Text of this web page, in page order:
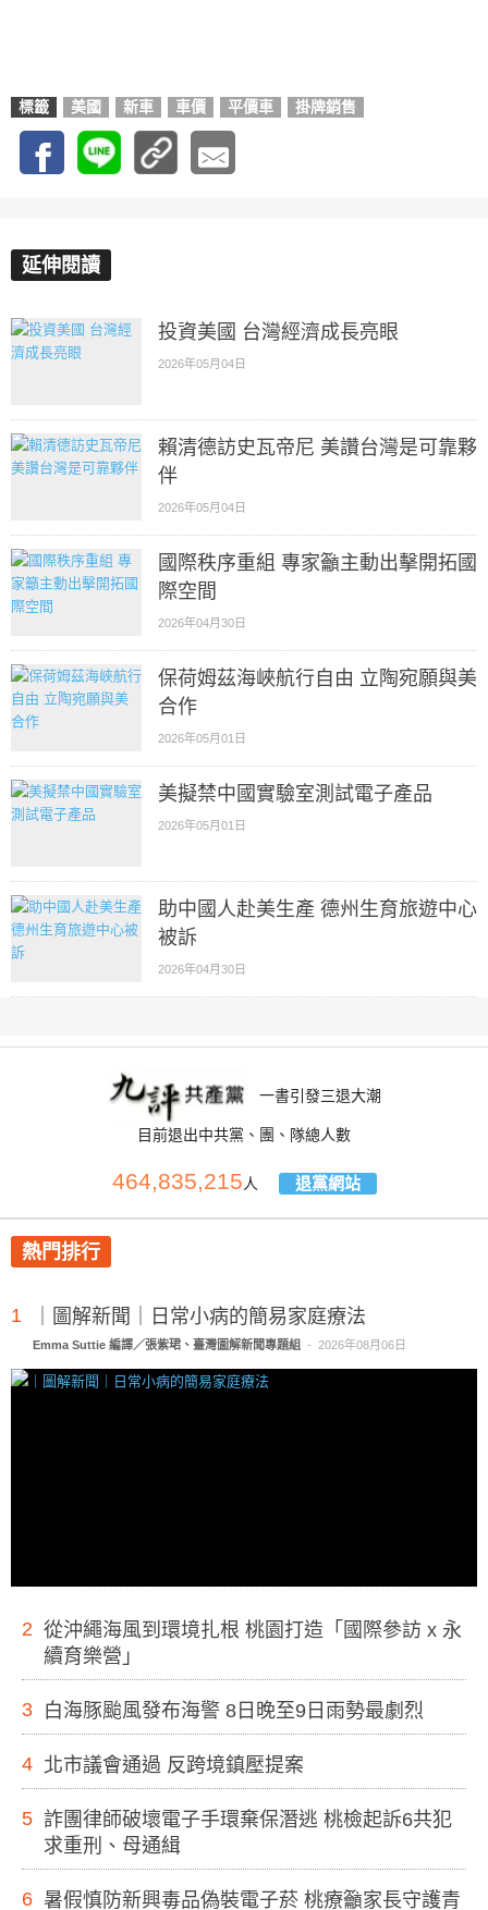
標籤 美國 新車 車價 平價車 掛牌銷售
延伸閱讀
投資美國 台灣經濟成長亮眼
2026年05月04日
賴清德訪史瓦帝尼 美讚台灣是可靠夥
伴
2026年05月04日
國際秩序重組 專家籲主動出擊開拓國
際空間
2026年04月30日
保荷姆茲海峽航行自由 立陶宛願與美
合作
2026年05月01日
美擬禁中國實驗室測試電子產品
2026年05月01日
助中國人赴美生產 德州生育旅遊中心
被訴
2026年04月30日
一書引發三退大潮
目前退出中共黨、團、隊總人數
464,835,215人 退黨網站
熱門排行
1 ｜圖解新聞｜日常小病的簡易家庭療法
Emma Suttie 編譯／張紫珺、臺灣圖解新聞專題組 - 2026年08月06日
2 從沖繩海風到環境扎根 桃園打造「國際參訪 x 永
續育樂營」
3 白海豚颱風發布海警 8日晚至9日雨勢最劇烈
4 北市議會通過 反跨境鎮壓提案
5 詐團律師破壞電子手環棄保潛逃 桃檢起訴6共犯
求重刑、母通緝
6 暑假慎防新興毒品偽裝電子菸 桃療籲家長守護青